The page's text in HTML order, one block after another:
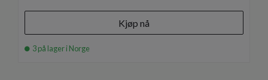
Kjøp nå
3 på lager i Norge